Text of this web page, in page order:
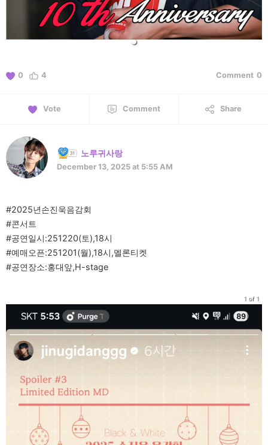
0 4 Comment 0
Vote Comment Share
노루귀사랑
December 13, 2025 at 5:55 AM
#2025년손진욱음감회
#콘서트
#공연일시:251220(토),18시
#예매오픈:251201(월),18시,멜론티켓
#공연장소:홍대앞,H-stage
1 of 1